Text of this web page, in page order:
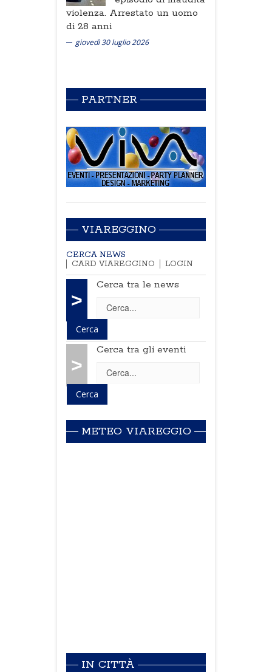
violenza. Arrestato un uomo
di 28 anni
giovedì 30 luglio 2026
PARTNER
VIAREGGINO
CERCA NEWS
CARD VIAREGGINO
LOGIN
>
Cerca tra le news
>
Cerca tra gli eventi
METEO VIAREGGIO
IN CITTÀ